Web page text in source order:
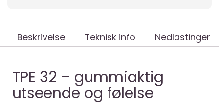
Beskrivelse Teknisk info Nedlastinger
TPE 32 – gummiaktig
utseende og følelse